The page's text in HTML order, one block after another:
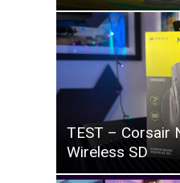
TEST – Corsair
Wireless SD